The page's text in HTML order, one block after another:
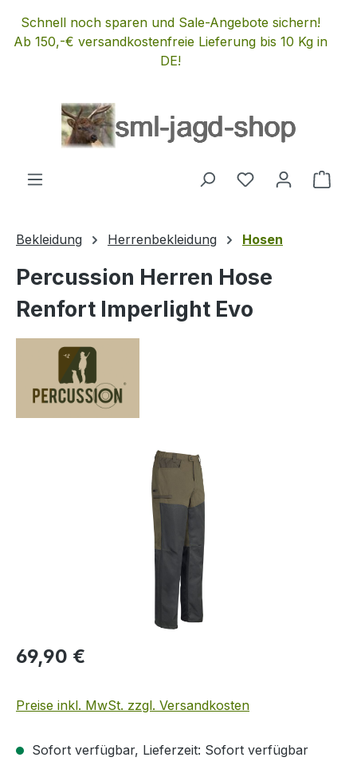
Zum Hauptinhalt springen
Schnell noch sparen und Sale-Angebote sichern!
Ab 150,-€ versandkostenfreie Lieferung bis 10 Kg in
DE!
Du hast 0
Bekleidung Herrenbekleidung Hosen
Percussion Herren Hose
Renfort Imperlight Evo
Bildergalerie überspringen
Regulärer Preis:
69,90 €
Preise inkl. MwSt. zzgl. Versandkosten
Sofort verfügbar, Lieferzeit: Sofort verfügbar